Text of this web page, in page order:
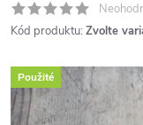
Kód produktu: Zvolte
Použité